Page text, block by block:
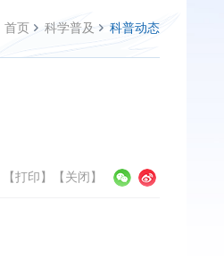
首页 科学普及 科普动态
【打印】【关闭】